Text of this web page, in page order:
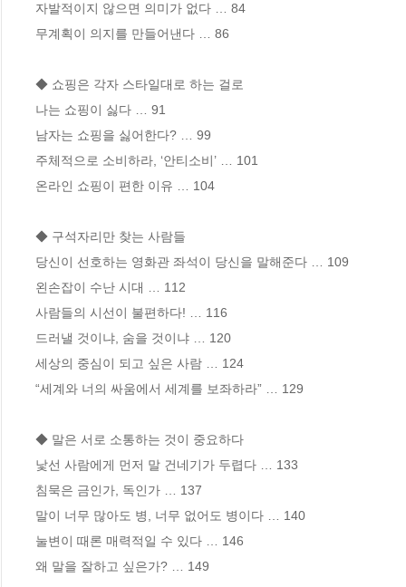
자발적이지 않으면 의미가 없다 … 84
무계획이 의지를 만들어낸다 … 86
◆ 쇼핑은 각자 스타일대로 하는 걸로
나는 쇼핑이 싫다 … 91
남자는 쇼핑을 싫어한다? … 99
주체적으로 소비하라, ‘안티소비’ … 101
온라인 쇼핑이 편한 이유 … 104
◆ 구석자리만 찾는 사람들
당신이 선호하는 영화관 좌석이 당신을 말해준다 … 109
왼손잡이 수난 시대 … 112
사람들의 시선이 불편하다! … 116
드러낼 것이냐, 숨을 것이냐 … 120
세상의 중심이 되고 싶은 사람 … 124
“세계와 너의 싸움에서 세계를 보좌하라” … 129
◆ 말은 서로 소통하는 것이 중요하다
낯선 사람에게 먼저 말 건네기가 두렵다 … 133
침묵은 금인가, 독인가 … 137
말이 너무 많아도 병, 너무 없어도 병이다 … 140
눌변이 때론 매력적일 수 있다 … 146
왜 말을 잘하고 싶은가? … 149